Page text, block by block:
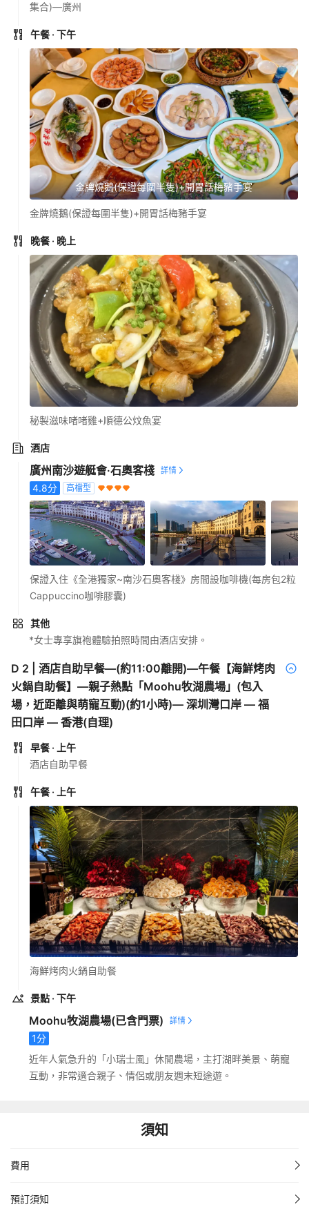
集合)—廣州
午餐 · 下午
金牌燒鵝(保證每圍半隻)+開胃話梅豬手宴
金牌燒鵝(保證每圍半隻)+開胃話梅豬手宴
晚餐 · 晚上
秘製滋味啫啫雞+順德公炆魚宴
酒店
廣州南沙遊艇會·石奧客棧
4.8分 高檔型
保證入住《全港獨家~南沙石奧客棧》房間設咖啡機(每房包2粒
Cappuccino咖啡膠囊)
其他
*女士專享旗袍體驗拍照時間由酒店安排。
D 2
酒店自助早餐—(約11:00離開)—午餐【海鮮烤肉
火鍋自助餐】—親子熱點「Moohu牧湖農場」(包入
場，近距離與萌寵互動)(約1小時)— 深圳灣口岸 — 福
田口岸 — 香港(自理)
早餐 · 上午
酒店自助早餐
午餐 · 上午
海鮮烤肉火鍋自助餐
景點 · 下午
Moohu牧湖農場(已含門票)
1分
近年人氣急升的「小瑞士風」休閒農場，主打湖畔美景、萌寵
互動，非常適合親子、情侶或朋友週末短途遊。
須知
費用
預訂須知